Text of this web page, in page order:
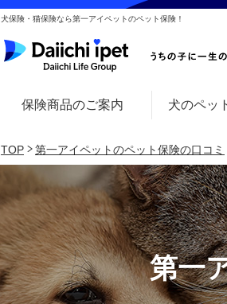
犬保険・猫保険なら第一アイペットのペット保険！
保険商品のご案内 犬のペッ
TOP 第一アイペットのペット保険の口コミ
第一